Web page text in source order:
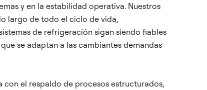
y en la estabilidad operativa. Nuestros
largo de todo el ciclo de vida,
de refrigeración sigan siendo fiables
se adaptan a las cambiantes demandas
el respaldo de procesos estructurados,